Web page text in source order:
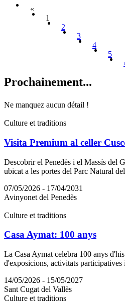
«
1
2
3
4
5
Prochainement...
Ne manquez aucun détail !
Culture et traditions
Visita Premium al celler
Descobrir el Penedès i el Massís del
ubicat a les portes del Parc Natural
07/05/2026 - 17/04/2031
Avinyonet del Penedès
Culture et traditions
Casa Aymat: 100 anys
La Casa Aymat celebra 100 anys
d'exposicions, activitats participatives
14/05/2026 - 15/05/2027
Sant Cugat del Vallès
Culture et traditions